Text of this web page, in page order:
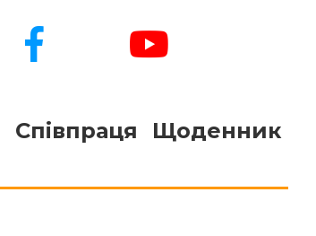
Співпраця Щоденник